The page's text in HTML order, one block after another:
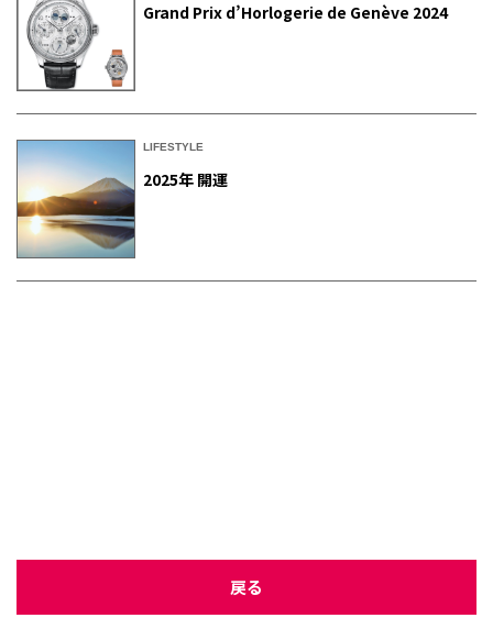
Grand Prix d’Horlogerie de Genève 2024
LIFESTYLE
2025年 開運
戻る